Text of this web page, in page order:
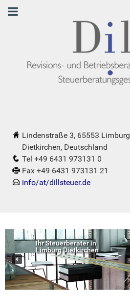
Lindenstraße 3, 65553 Limburg
Dietkirchen, Deutschland
Tel +49 6431 973131 0
Fax +49 6431 973131 21
info/at/dillsteuer.de
Ihr Steuerberater in
Limburg Dietkirchen